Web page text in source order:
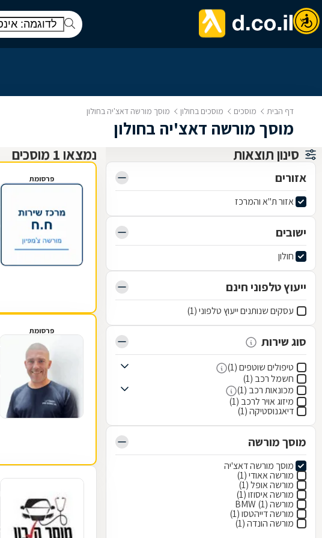
דף הבית מוסכים מוסכים בחולון מוסך מורשה דאצ'יה בחולון
מוסך מורשה דאצ'יה בחולון
סינון תוצאות
אזורים
אזור ת"א והמרכז
ישובים
חולון
ייעוץ טלפוני חינם
עסקים שנותנים ייעוץ טלפוני (1)
סוג שירות
טיפולים שוטפים (1)
חשמל רכב (1)
מכונאות רכב (1)
מיזוג אויר לרכב (1)
דיאגנוסטיקה (1)
מוסך מורשה
מוסך מורשה דאצ'יה
מורשה אאודי (1)
מורשה אופל (1)
מורשה איסוזו (1)
מורשה BMW (1)
מורשה דייהטסו (1)
מורשה הונדה (1)
נמצאו 1 מוסכים
פרסומת
פרסומת